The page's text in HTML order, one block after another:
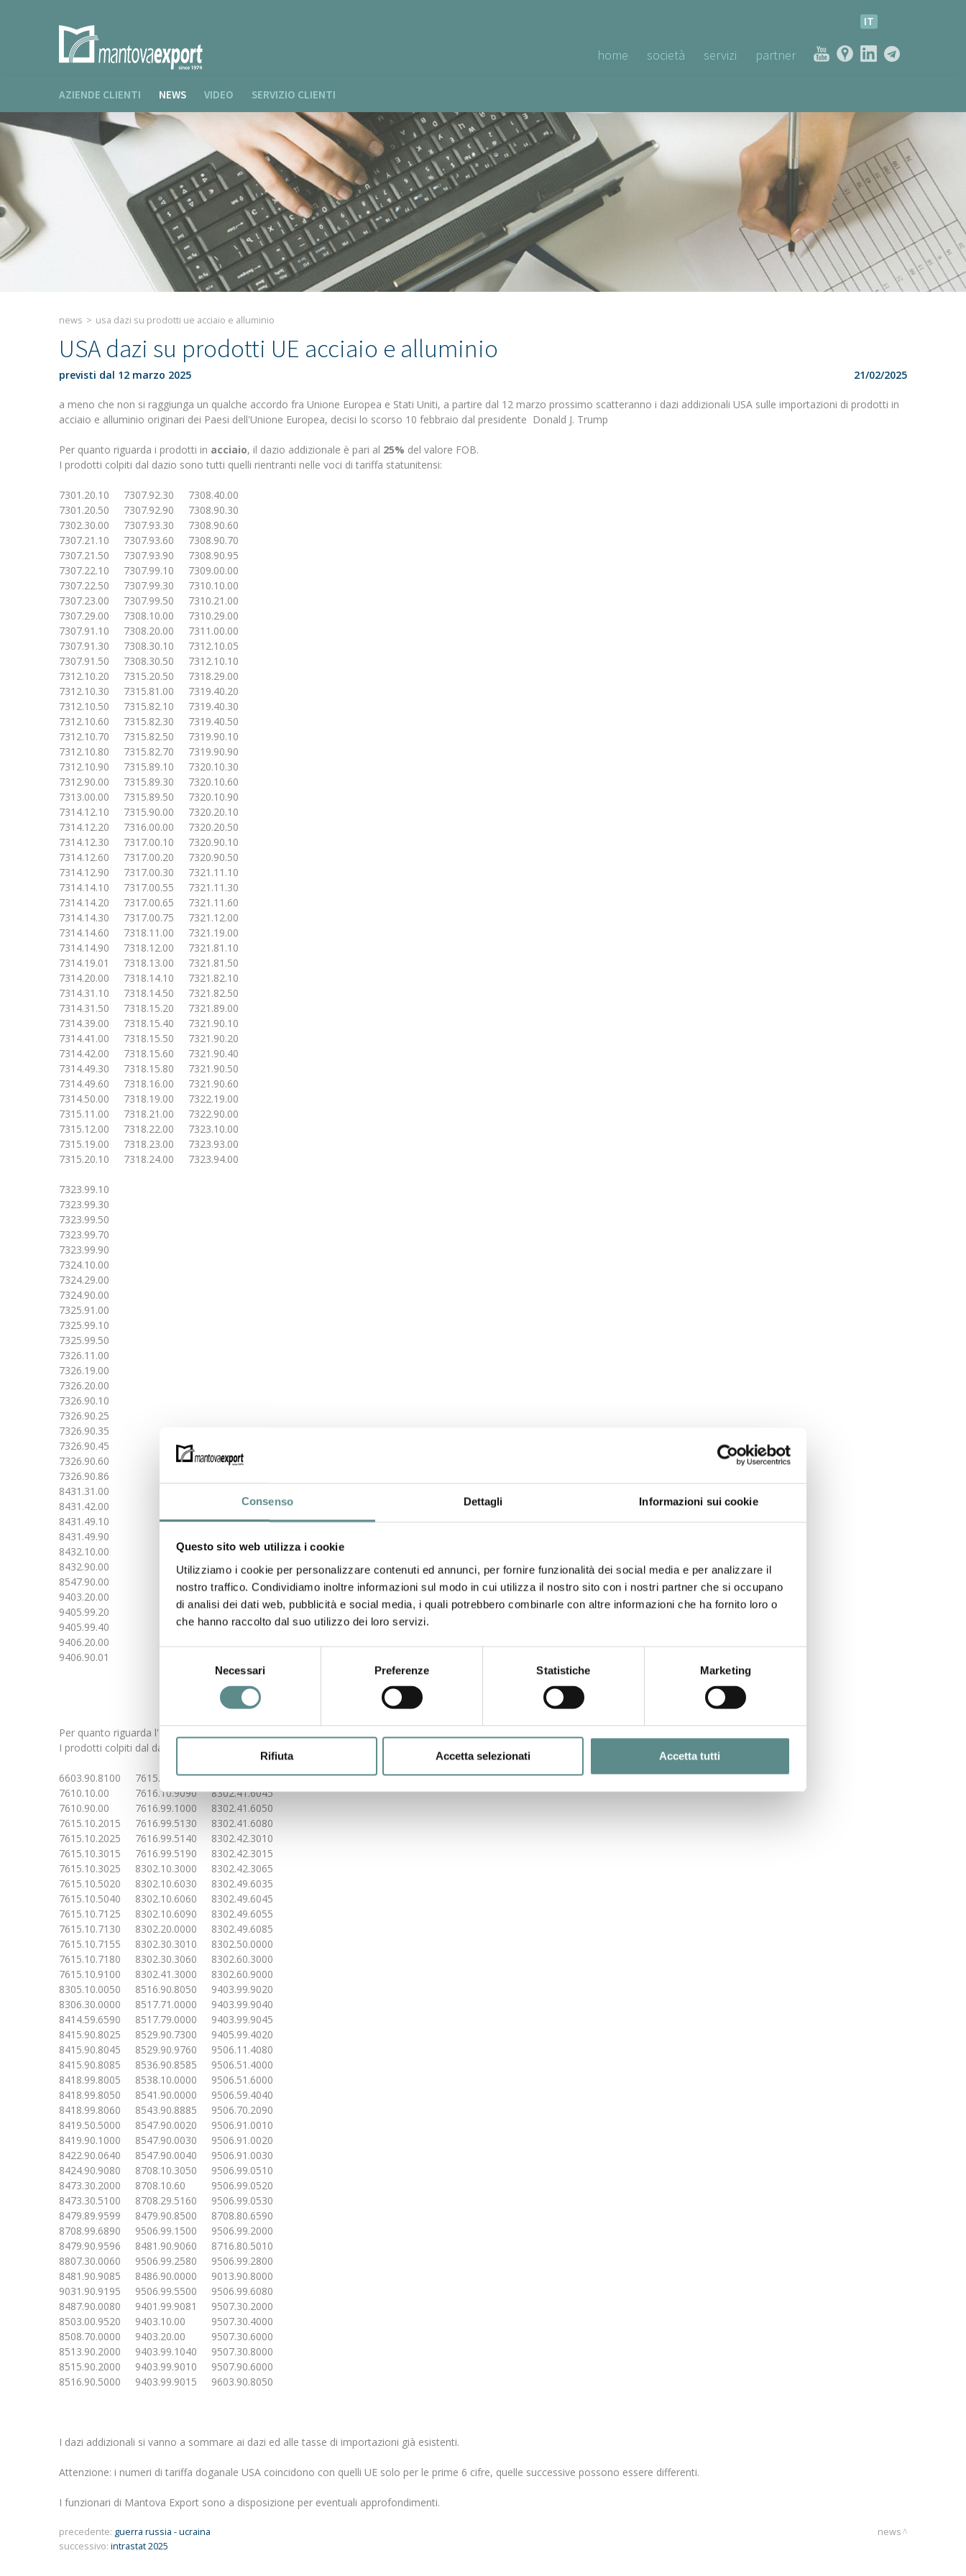
Consenso Dettagli Informazioni sui cookie
Questo sito web utilizza i cookie
Utilizziamo i cookie per personalizzare contenuti ed annunci, per fornire funzionalità dei social media e per analizzare il
nostro traffico. Condividiamo inoltre informazioni sul modo in cui utilizza il nostro sito con i nostri partner che si occupano
di analisi dei dati web, pubblicità e social media, i quali potrebbero combinarle con altre informazioni che ha fornito loro o
che hanno raccolto dal suo utilizzo dei loro servizi.
Necessari Preferenze Statistiche Marketing
Rifiuta Accetta selezionati Accetta tutti
IT
home società servizi partner
AZIENDE CLIENTI NEWS VIDEO SERVIZIO CLIENTI
news > usa dazi su prodotti ue acciaio e alluminio
USA dazi su prodotti UE acciaio e alluminio
previsti dal 12 marzo 2025 21/02/2025
a meno che non si raggiunga un qualche accordo fra Unione Europea e Stati Uniti, a partire dal 12 marzo prossimo scatteranno i dazi addizionali USA sulle importazioni di prodotti in
acciaio e alluminio originari dei Paesi dell'Unione Europea, decisi lo scorso 10 febbraio dal presidente Donald J. Trump
Per quanto riguarda i prodotti in acciaio, il dazio addizionale è pari al 25% del valore FOB.
I prodotti colpiti dal dazio sono tutti quelli rientranti nelle voci di tariffa statunitensi:
7301.20.10 7307.92.30 7308.40.00
7301.20.50 7307.92.90 7308.90.30
7302.30.00 7307.93.30 7308.90.60
7307.21.10 7307.93.60 7308.90.70
7307.21.50 7307.93.90 7308.90.95
7307.22.10 7307.99.10 7309.00.00
7307.22.50 7307.99.30 7310.10.00
7307.23.00 7307.99.50 7310.21.00
7307.29.00 7308.10.00 7310.29.00
7307.91.10 7308.20.00 7311.00.00
7307.91.30 7308.30.10 7312.10.05
7307.91.50 7308.30.50 7312.10.10
7312.10.20 7315.20.50 7318.29.00
7312.10.30 7315.81.00 7319.40.20
7312.10.50 7315.82.10 7319.40.30
7312.10.60 7315.82.30 7319.40.50
7312.10.70 7315.82.50 7319.90.10
7312.10.80 7315.82.70 7319.90.90
7312.10.90 7315.89.10 7320.10.30
7312.90.00 7315.89.30 7320.10.60
7313.00.00 7315.89.50 7320.10.90
7314.12.10 7315.90.00 7320.20.10
7314.12.20 7316.00.00 7320.20.50
7314.12.30 7317.00.10 7320.90.10
7314.12.60 7317.00.20 7320.90.50
7314.12.90 7317.00.30 7321.11.10
7314.14.10 7317.00.55 7321.11.30
7314.14.20 7317.00.65 7321.11.60
7314.14.30 7317.00.75 7321.12.00
7314.14.60 7318.11.00 7321.19.00
7314.14.90 7318.12.00 7321.81.10
7314.19.01 7318.13.00 7321.81.50
7314.20.00 7318.14.10 7321.82.10
7314.31.10 7318.14.50 7321.82.50
7314.31.50 7318.15.20 7321.89.00
7314.39.00 7318.15.40 7321.90.10
7314.41.00 7318.15.50 7321.90.20
7314.42.00 7318.15.60 7321.90.40
7314.49.30 7318.15.80 7321.90.50
7314.49.60 7318.16.00 7321.90.60
7314.50.00 7318.19.00 7322.19.00
7315.11.00 7318.21.00 7322.90.00
7315.12.00 7318.22.00 7323.10.00
7315.19.00 7318.23.00 7323.93.00
7315.20.10 7318.24.00 7323.94.00
7323.99.10
7323.99.30
7323.99.50
7323.99.70
7323.99.90
7324.10.00
7324.29.00
7324.90.00
7325.91.00
7325.99.10
7325.99.50
7326.11.00
7326.19.00
7326.20.00
7326.90.10
7326.90.25
7326.90.35
7326.90.45
7326.90.60
7326.90.86
8431.31.00
8431.42.00
8431.49.10
8431.49.90
8432.10.00
8432.90.00
8547.90.00
9403.20.00
9405.99.20
9405.99.40
9406.20.00
9406.90.01
Per quanto riguarda l'
I prodotti colpiti dal dazio sono tutti quelli rientranti nelle seguenti voci di tariffa statunitensi:
6603.90.8100 7615.20.0000 8302.41.6015
7610.10.00 7616.10.9090 8302.41.6045
7610.90.00 7616.99.1000 8302.41.6050
7615.10.2015 7616.99.5130 8302.41.6080
7615.10.2025 7616.99.5140 8302.42.3010
7615.10.3015 7616.99.5190 8302.42.3015
7615.10.3025 8302.10.3000 8302.42.3065
7615.10.5020 8302.10.6030 8302.49.6035
7615.10.5040 8302.10.6060 8302.49.6045
7615.10.7125 8302.10.6090 8302.49.6055
7615.10.7130 8302.20.0000 8302.49.6085
7615.10.7155 8302.30.3010 8302.50.0000
7615.10.7180 8302.30.3060 8302.60.3000
7615.10.9100 8302.41.3000 8302.60.9000
8305.10.0050 8516.90.8050 9403.99.9020
8306.30.0000 8517.71.0000 9403.99.9040
8414.59.6590 8517.79.0000 9403.99.9045
8415.90.8025 8529.90.7300 9405.99.4020
8415.90.8045 8529.90.9760 9506.11.4080
8415.90.8085 8536.90.8585 9506.51.4000
8418.99.8005 8538.10.0000 9506.51.6000
8418.99.8050 8541.90.0000 9506.59.4040
8418.99.8060 8543.90.8885 9506.70.2090
8419.50.5000 8547.90.0020 9506.91.0010
8419.90.1000 8547.90.0030 9506.91.0020
8422.90.0640 8547.90.0040 9506.91.0030
8424.90.9080 8708.10.3050 9506.99.0510
8473.30.2000 8708.10.60 9506.99.0520
8473.30.5100 8708.29.5160 9506.99.0530
8479.89.9599 8479.90.8500 8708.80.6590
8708.99.6890 9506.99.1500 9506.99.2000
8479.90.9596 8481.90.9060 8716.80.5010
8807.30.0060 9506.99.2580 9506.99.2800
8481.90.9085 8486.90.0000 9013.90.8000
9031.90.9195 9506.99.5500 9506.99.6080
8487.90.0080 9401.99.9081 9507.30.2000
8503.00.9520 9403.10.00 9507.30.4000
8508.70.0000 9403.20.00 9507.30.6000
8513.90.2000 9403.99.1040 9507.30.8000
8515.90.2000 9403.99.9010 9507.90.6000
8516.90.5000 9403.99.9015 9603.90.8050
I dazi addizionali si vanno a sommare ai dazi ed alle tasse di importazioni già esistenti.
Attenzione: i numeri di tariffa doganale USA coincidono con quelli UE solo per le prime 6 cifre, quelle successive possono essere differenti.
I funzionari di Mantova Export sono a disposizione per eventuali approfondimenti.
precedente: guerra russia - ucraina
successivo: intrastat 2025
news